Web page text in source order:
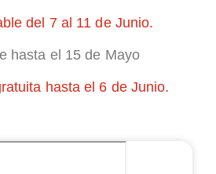
del 7 al 11 de Junio.
hasta el 15 de Mayo
hasta el 6 de Junio.